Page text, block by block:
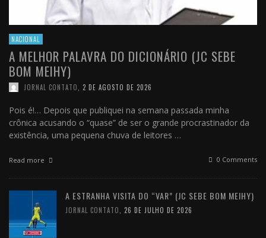
NACIONAL
A MELHOR PALAVRA DO DICIONÁRIO (JC SEBE
BOM MEIHY)
JORNAL CONTATO 2 DE AGOSTO DE 2026
Pois é!… Depois que publiquei na semana passada minha
crônica acusando o “quase” de ser o grande procrastinador da
existência, uma pequena chuva de leitores …
Read more 0 Comments
A ESTRANHA VISITA DO “VAR” (JC SEBE BOM MEIHY)
JORNAL CONTATO 26 DE JULHO DE 2026